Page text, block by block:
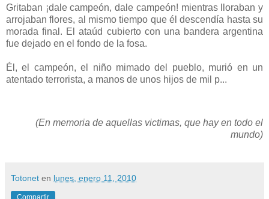
Gritaban ¡dale campeón, dale campeón! mientras lloraban y
arrojaban flores, al mismo tiempo que él descendía hasta su
morada final. El ataúd cubierto con una bandera argentina
fue dejado en el fondo de la fosa.
Él, el campeón, el niño mimado del pueblo, murió en un
atentado terrorista, a manos de unos hijos de mil p...
(En memoria de aquellas victimas, que hay en todo el
mundo)
Totonet en lunes, enero 11, 2010
Compartir